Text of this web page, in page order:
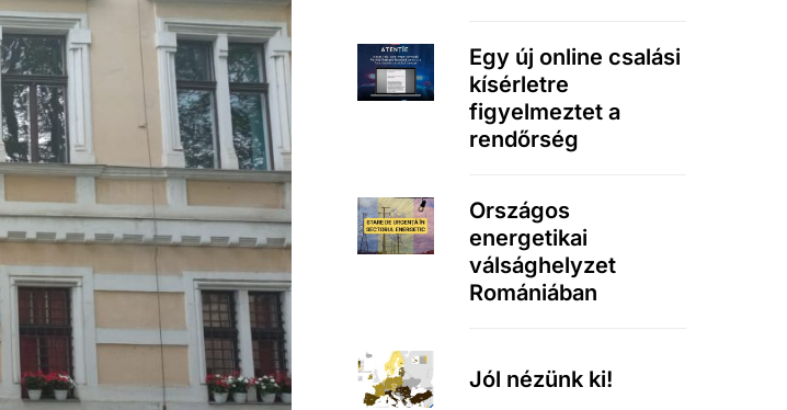
Egy új online csalási
kísérletre
figyelmeztet a
rendőrség
Országos
energetikai
válsághelyzet
Romániában
Jól nézünk ki!